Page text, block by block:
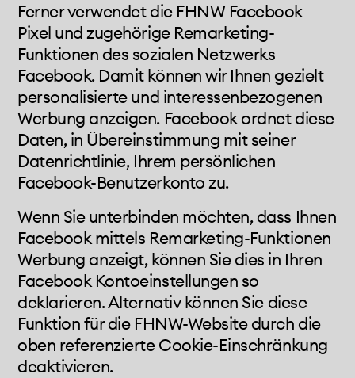
Ferner verwendet die FHNW Facebook
Pixel und zugehörige Remarketing-
Funktionen des sozialen Netzwerks
Facebook. Damit können wir Ihnen gezielt
personalisierte und interessenbezogenen
Werbung anzeigen. Facebook ordnet diese
Daten, in Übereinstimmung mit seiner
Datenrichtlinie, Ihrem persönlichen
Facebook-Benutzerkonto zu.
Wenn Sie unterbinden möchten, dass Ihnen
Facebook mittels Remarketing-Funktionen
Werbung anzeigt, können Sie dies in Ihren
Facebook Kontoeinstellungen so
deklarieren. Alternativ können Sie diese
Funktion für die FHNW-Website durch die
oben referenzierte Cookie-Einschränkung
deaktivieren.